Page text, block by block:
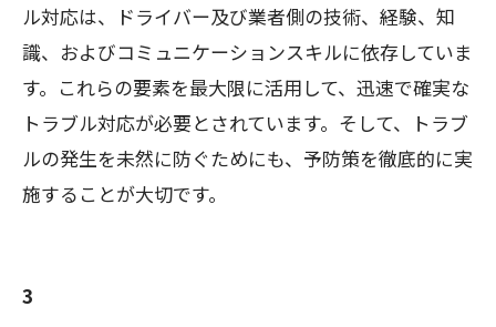
ル対応は、ドライバー及び業者側の技術、経験、知
識、およびコミュニケーションスキルに依存していま
す。これらの要素を最大限に活用して、迅速で確実な
トラブル対応が必要とされています。そして、トラブ
ルの発生を未然に防ぐためにも、予防策を徹底的に実
施することが大切です。
3